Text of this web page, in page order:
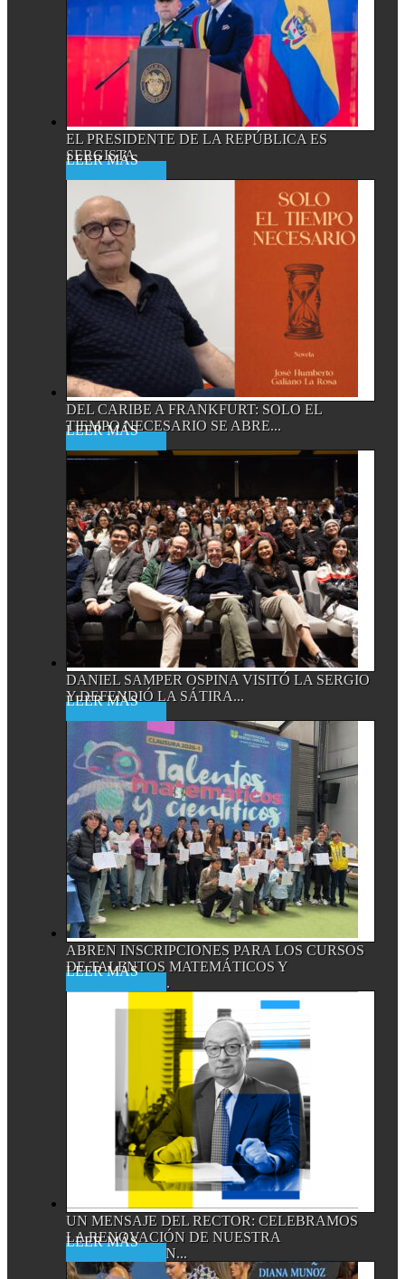
EL PRESIDENTE DE LA REPÚBLICA ES
SERGISTA
DEL CARIBE A FRANKFURT: SOLO EL
TIEMPO NECESARIO SE ABRE...
DANIEL SAMPER OSPINA VISITÓ LA SERGIO
Y DEFENDIÓ LA SÁTIRA...
ABREN INSCRIPCIONES PARA LOS CURSOS
DE TALENTOS MATEMÁTICOS Y
CIENTÍFICOS,...
UN MENSAJE DEL RECTOR: CELEBRAMOS
LA RENOVACIÓN DE NUESTRA
ACREDITACIÓN...